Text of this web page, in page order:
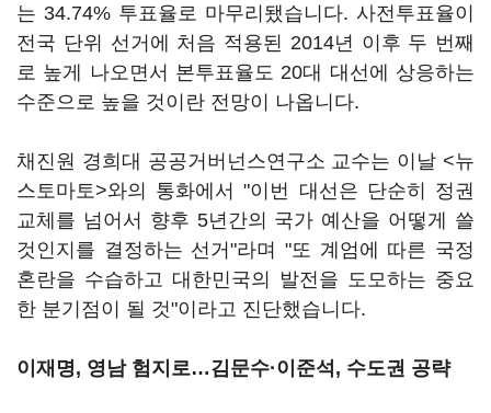
는 34.74% 투표율로 마무리됐습니다. 사전투표율이
전국 단위 선거에 처음 적용된 2014년 이후 두 번째
로 높게 나오면서 본투표율도 20대 대선에 상응하는
수준으로 높을 것이란 전망이 나옵니다.
채진원 경희대 공공거버넌스연구소 교수는 이날 <뉴
스토마토>와의 통화에서 "이번 대선은 단순히 정권
교체를 넘어서 향후 5년간의 국가 예산을 어떻게 쓸
것인지를 결정하는 선거"라며 "또 계엄에 따른 국정
혼란을 수습하고 대한민국의 발전을 도모하는 중요
한 분기점이 될 것"이라고 진단했습니다.
이재명, 영남 험지로…김문수·이준석, 수도권 공략